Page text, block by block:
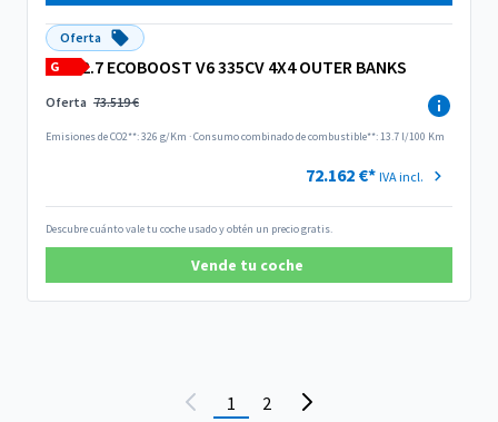
Oferta
G
2.7 ECOBOOST V6 335CV 4X4 OUTER BANKS
Oferta 73.519 €
Emisiones de CO2**: 326 g/Km ·Consumo combinado de combustible**: 13.7 l/100 Km
72.162 €* IVA incl.
Descubre cuánto vale tu coche usado y obtén un precio gratis.
Vende tu coche
1 2